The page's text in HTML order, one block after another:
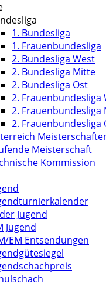
1. Bundesliga
1. Frauenbundesliga
2. Bundesliga West
2. Bundesliga Mitte
2. Bundesliga Ost
2. Frauenbundesliga
2. Frauenbundesliga
2. Frauenbundesliga
Meisterschaft
Kommission
Jugend
Jugend
EM Entsendungen